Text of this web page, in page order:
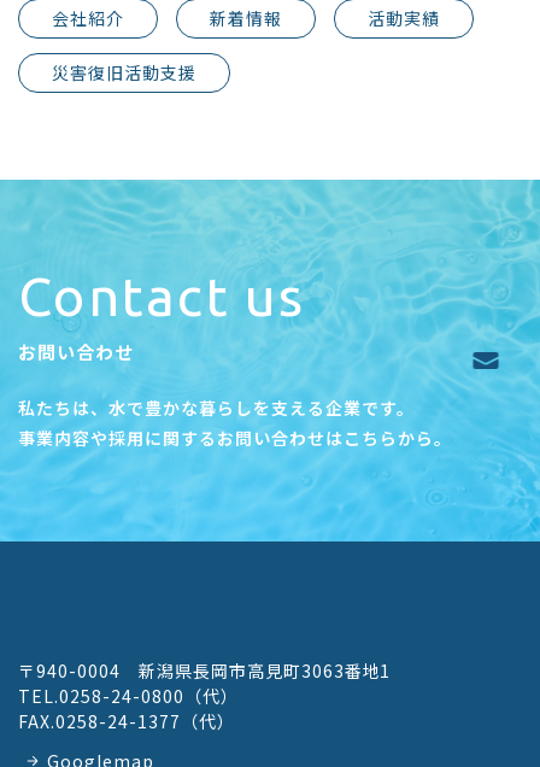
会社紹介 新着情報 活動実績
災害復旧活動支援
Contact us
お問い合わせ
私たちは、水で豊かな暮らしを支える企業です。
事業内容や採用に関するお問い合わせはこちらから。
〒940-0004 新潟県長岡市高見町3063番地1
TEL.0258-24-0800 （代）
FAX.0258-24-1377 （代）
Googlemap